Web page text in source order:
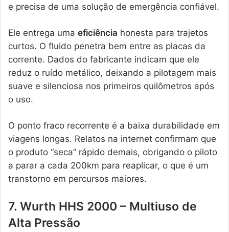
e precisa de uma solução de emergência confiável.
Ele entrega uma eficiência honesta para trajetos
curtos. O fluido penetra bem entre as placas da
corrente. Dados do fabricante indicam que ele
reduz o ruído metálico, deixando a pilotagem mais
suave e silenciosa nos primeiros quilômetros após
o uso.
O ponto fraco recorrente é a baixa durabilidade em
viagens longas. Relatos na internet confirmam que
o produto “seca” rápido demais, obrigando o piloto
a parar a cada 200km para reaplicar, o que é um
transtorno em percursos maiores.
7. Wurth HHS 2000 – Multiuso de
Alta Pressão